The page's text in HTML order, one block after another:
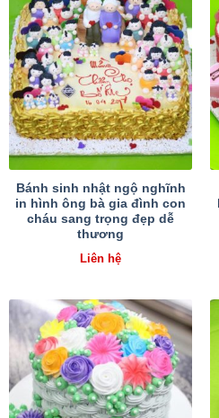
Bánh sinh nhật ngộ nghĩnh
in hình ông bà gia đình con
cháu sang trọng đẹp dễ
thương
Liên hệ